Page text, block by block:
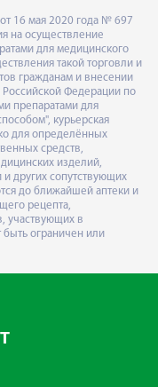
16 мая 2020 года № 697
на осуществление
для медицинского
такой торговли и
гражданам и внесении
Российской Федерации по
препаратами для
курьерская
для определённых
средств,
изделий,
других сопутствующих
до ближайшей аптеки и
рецепта,
участвующих в
ограничен или